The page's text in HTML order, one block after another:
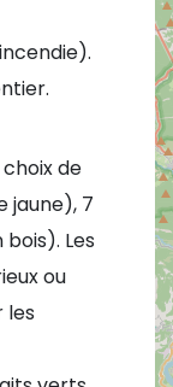
de
jaune), 7
Les
ou
les